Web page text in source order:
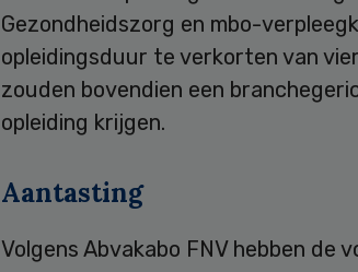
Gezondheidszorg en mbo-
opleidingsduur te verkorten van
zouden bovendien een
opleiding krijgen.
Aantasting
Volgens Abvakabo FNV hebben de